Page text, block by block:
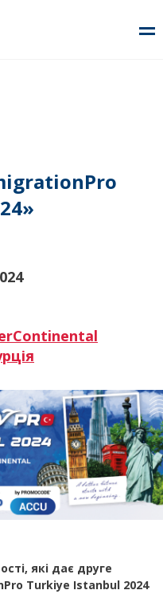
які дає друге
Turkiye Istanbul 2024